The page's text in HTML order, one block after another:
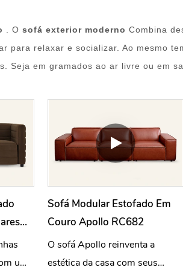
. O sofá exterior moderno Combina
para relaxar e socializar. Ao mesmo
Seja em gramados ao ar livre ou em
um
Sofá Modular Estofado Em
Couro Apollo RC682
O sofá Apollo reinventa a
estética da casa com seus